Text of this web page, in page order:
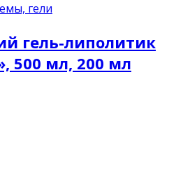
гели
гель-липолитик
500 мл, 200 мл